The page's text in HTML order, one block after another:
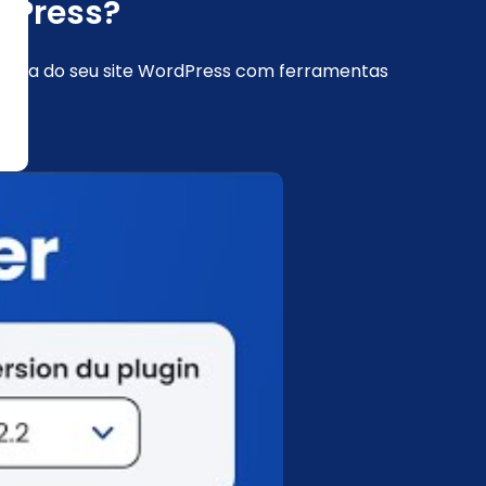
do seu site WordPress com ferramentas